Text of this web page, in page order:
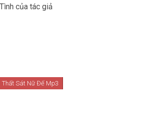
của tác giả
Thất Sát Nữ Đế Mp3